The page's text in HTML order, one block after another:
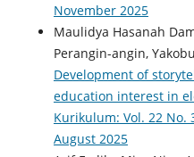
November 2025
Maulidya Hasanah
Perangin-angin,
Development of
education interest in
Kurikulum: Vol. 22 No.
August 2025